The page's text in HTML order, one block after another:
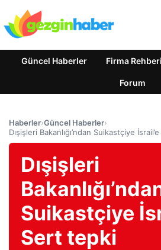
Güncel Haberler Firma Rehberi
Forum
Haberler›Güncel Haberler›
Dışişleri Bakanlığı’ndan Suikastçiye
Dışişleri
Suikastçiye
Sert tepki